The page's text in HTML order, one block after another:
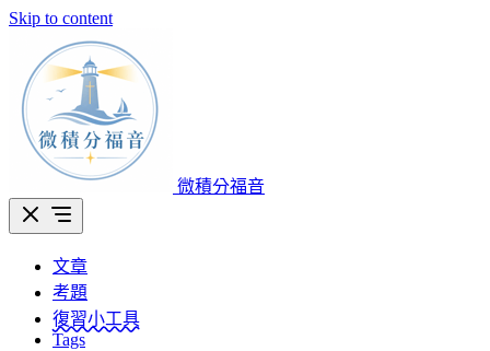
Skip to content
微積分福音
文章
考題
復習小工具
Tags